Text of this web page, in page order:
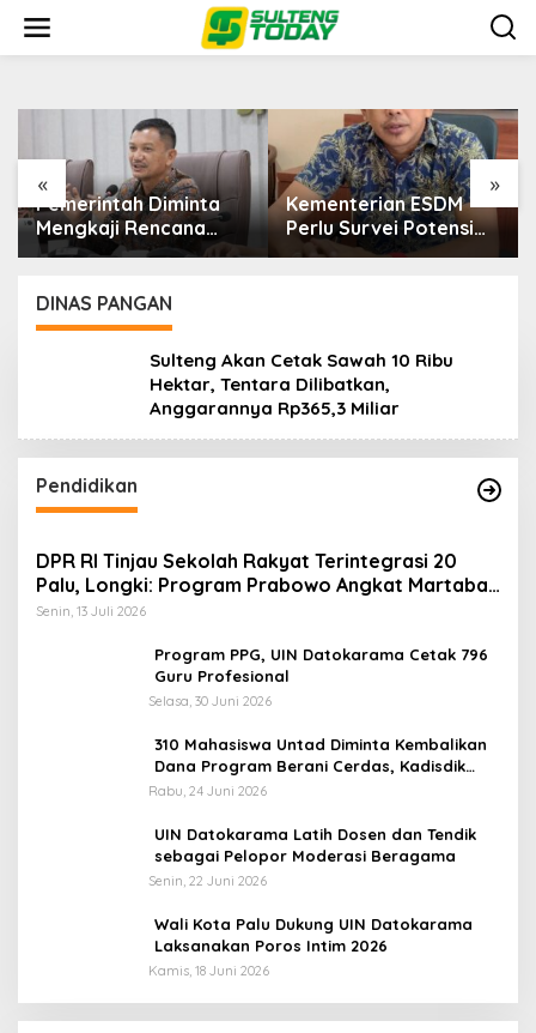
konten
« »
Pemerintah Diminta
Mengkaji Rencana
Kenaikan Gaji Kepala
Kementerian ESDM
Perlu Survei Potensi
Helium di Sesar Palu-
Masa Depan
DINAS PANGAN
Sulteng Akan Cetak Sawah 10 Ribu
Hektar, Tentara Dilibatkan,
Anggarannya Rp365,3 Miliar
Pendidikan
DPR RI Tinjau Sekolah Rakyat Terintegrasi 20
Palu, Longki: Program Prabowo Angkat Martabat
Anak Miskin
Senin, 13 Juli 2026
Program PPG, UIN Datokarama Cetak 796
Guru Profesional
Selasa, 30 Juni 2026
310 Mahasiswa Untad Diminta Kembalikan
Dana Program Berani Cerdas, Kadisdik
Sulteng: Tidak Boleh Terima Beasiswa
Rabu, 24 Juni 2026
UIN Datokarama Latih Dosen dan Tendik
sebagai Pelopor Moderasi Beragama
Senin, 22 Juni 2026
Wali Kota Palu Dukung UIN Datokarama
Laksanakan Poros Intim 2026
Kamis, 18 Juni 2026